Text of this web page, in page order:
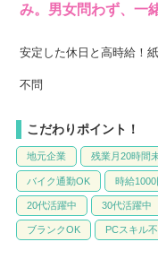
み。男女問わず、一
安定した休日と高時給！
不問
こだわりポイント！
地元企業 残業月20時間
バイク通勤OK 時給1000
20代活躍中 30代活躍中
ブランクOK PCスキル